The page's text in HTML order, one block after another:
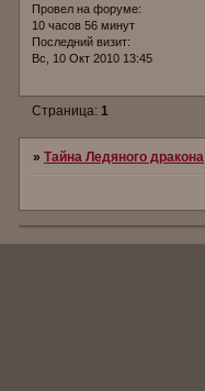
Провел на форуме:
10 часов 56 минут
Последний визит:
Вс, 10 Окт 2010 13:45
Страница:1
»Тайна Ледяного дракона